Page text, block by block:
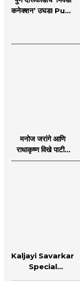
कनेक्शन’ उघड! Pune
मनोज जरांगे आणि
राधाकृष्ण विखे पाटील
यांच्या चर्चेत काय घडलं?
Kaljayi Savarkar
Special